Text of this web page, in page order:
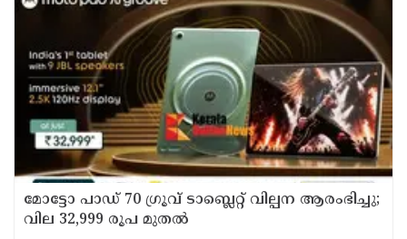
മോട്ടോ പാഡ് 70 ഗ്രൂവ് ടാബ്ലെറ്റ് വില്പന ആരംഭിച്ചു;
വില 32,999 രൂപ മുതൽ